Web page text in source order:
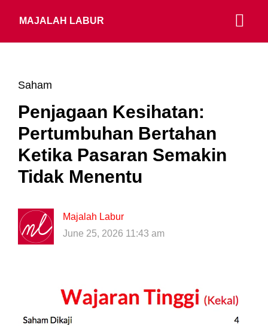
MAJALAH LABUR
Saham
Penjagaan Kesihatan:
Pertumbuhan Bertahan
Ketika Pasaran Semakin
Tidak Menentu
Majalah Labur
June 25, 2026 11:43 am